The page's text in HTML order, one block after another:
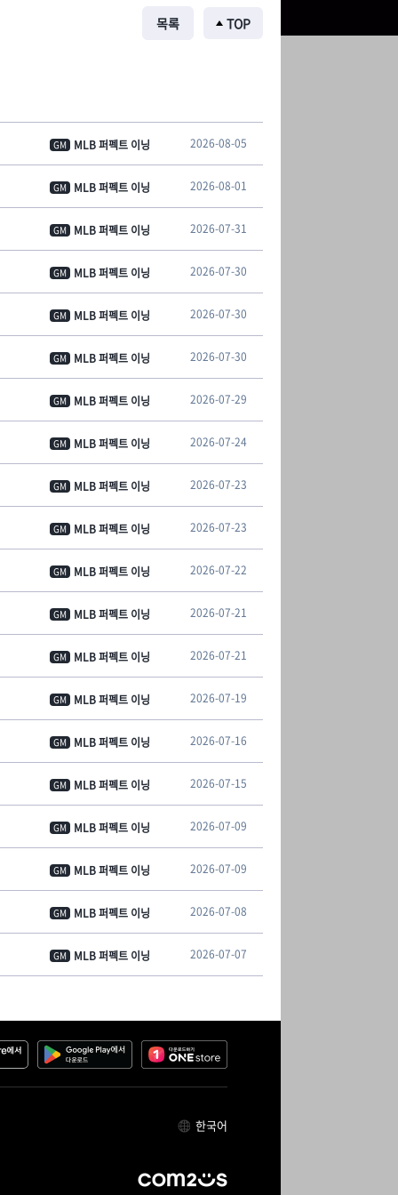
목록 TOP
GM MLB 퍼펙트 이닝 2026-08-05
GM MLB 퍼펙트 이닝 2026-08-01
GM MLB 퍼펙트 이닝 2026-07-31
GM MLB 퍼펙트 이닝 2026-07-30
GM MLB 퍼펙트 이닝 2026-07-30
GM MLB 퍼펙트 이닝 2026-07-30
GM MLB 퍼펙트 이닝 2026-07-29
GM MLB 퍼펙트 이닝 2026-07-24
GM MLB 퍼펙트 이닝 2026-07-23
GM MLB 퍼펙트 이닝 2026-07-23
GM MLB 퍼펙트 이닝 2026-07-22
GM MLB 퍼펙트 이닝 2026-07-21
GM MLB 퍼펙트 이닝 2026-07-21
GM MLB 퍼펙트 이닝 2026-07-19
GM MLB 퍼펙트 이닝 2026-07-16
GM MLB 퍼펙트 이닝 2026-07-15
GM MLB 퍼펙트 이닝 2026-07-09
GM MLB 퍼펙트 이닝 2026-07-09
GM MLB 퍼펙트 이닝 2026-07-08
GM MLB 퍼펙트 이닝 2026-07-07
한국어